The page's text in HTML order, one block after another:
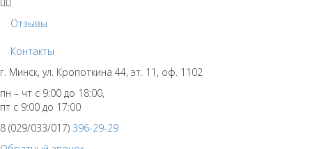
Отзывы
Контакты
г. Минск, ул. Кропоткина 44, эт. 11, оф. 1102
пн – чт с 9:00 до 18:00,
пт с 9:00 до 17:00
8 (029/033/017) 396-29-29